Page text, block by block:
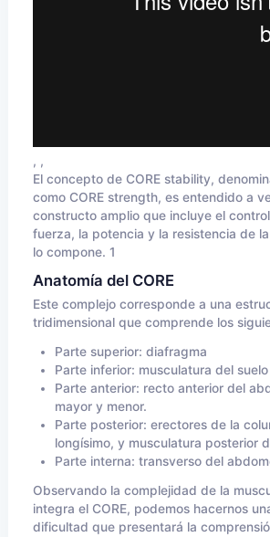
, ,
El concepto de CORE stability,
como CORE strength, es entendido a
constructo amplio que incluye el
fuerza, la potencia y la resistencia de
lo compone. 1
Anatomía del CORE
Este complejo corresponde a una
tridimensional que comprende los
Parte superior: diafragma
Parte inferior: musculatura del
Parte anterior: recto anterior del
mayor y menor.
Parte posterior: erectores de la
longísimo, y musculatura posterior
Parte interna: transverso del
Observando la complejidad de la
integra el CORE, podemos hacernos
dificultad que presentará la